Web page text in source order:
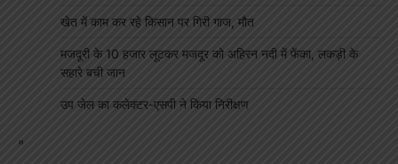
खेत में काम कर रहे किसान पर गिरी गाज, मौत
मजदूरी के 10 हजार लूटकर मजदूर को अहिरन नदी में फेंका, लकड़ी के
सहारे बची जान
उप जेल का कलेक्टर-एसपी ने किया निरीक्षण
"